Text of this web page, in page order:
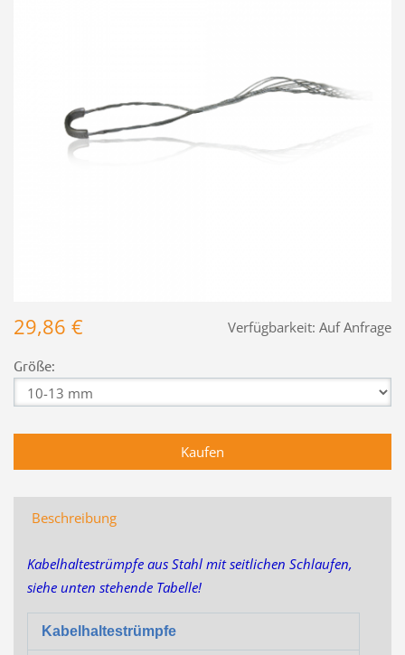
Verfügbarkeit: Auf Anfrage
29,86 €
Größe:
Beschreibung
Kabelhaltestrümpfe aus Stahl mit seitlichen Schlaufen,
siehe unten stehende Tabelle!
Kabelhaltestrümpfe